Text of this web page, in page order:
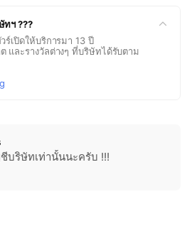
ทฯ ???
เปิดให้บริการมา 13 ปี
และรางวัลต่างๆ ที่บริษัทได้รับตาม
บริษัทเท่านั้นนะครับ !!!